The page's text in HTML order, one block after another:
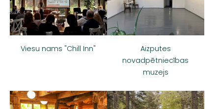
Viesu nams "Chill Inn"
Aizputes
novadpētniecības
muzejs